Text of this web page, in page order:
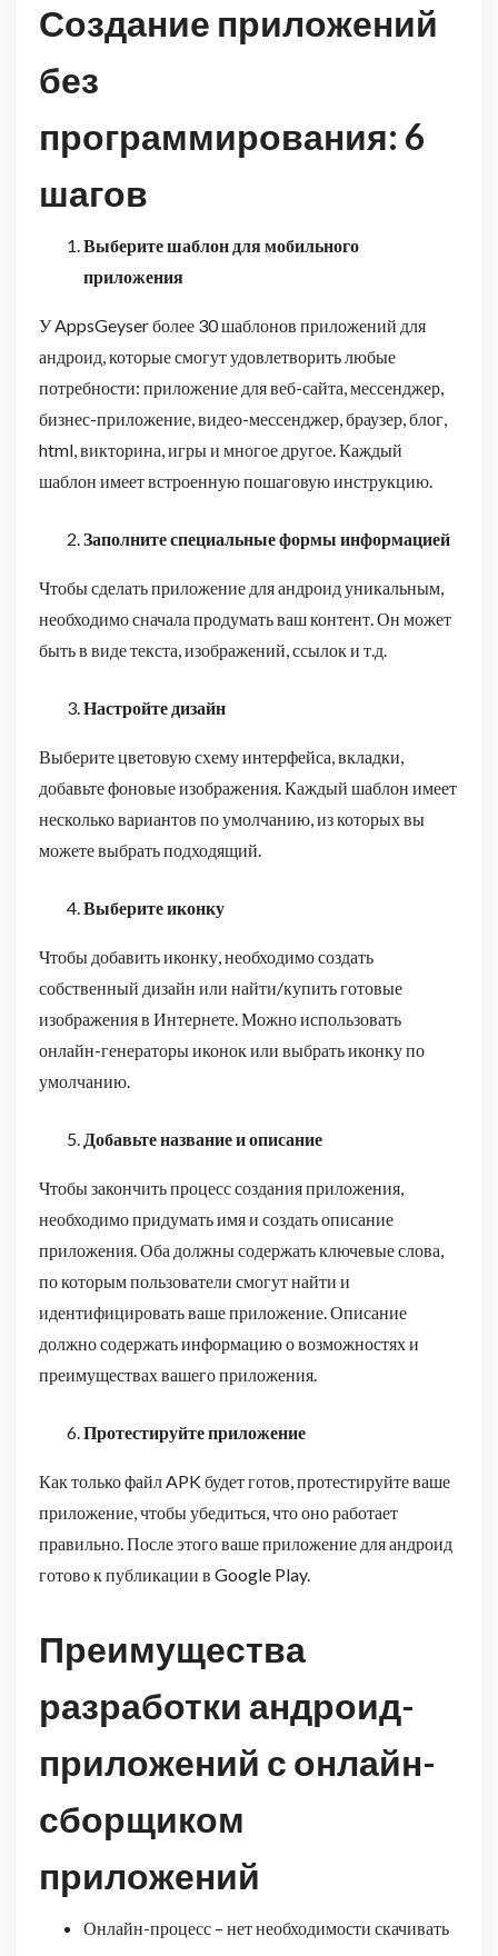
Создание приложений
без
программирования: 6
шагов
Выберите шаблон для мобильного
приложения
У AppsGeyser более 30 шаблонов приложений для
андроид, которые смогут удовлетворить любые
потребности: приложение для веб-сайта, мессенджер,
бизнес-приложение, видео-мессенджер, браузер, блог,
html, викторина, игры и многое другое. Каждый
шаблон имеет встроенную пошаговую инструкцию.
Заполните специальные формы информацией
Чтобы сделать приложение для андроид уникальным,
необходимо сначала продумать ваш контент. Он может
быть в виде текста, изображений, ссылок и т.д.
Настройте дизайн
Выберите цветовую схему интерфейса, вкладки,
добавьте фоновые изображения. Каждый шаблон имеет
несколько вариантов по умолчанию, из которых вы
можете выбрать подходящий.
Выберите иконку
Чтобы добавить иконку, необходимо создать
собственный дизайн или найти/купить готовые
изображения в Интернете. Можно использовать
онлайн-генераторы иконок или выбрать иконку по
умолчанию.
Добавьте название и описание
Чтобы закончить процесс создания приложения,
необходимо придумать имя и создать описание
приложения. Оба должны содержать ключевые слова,
по которым пользователи смогут найти и
идентифицировать ваше приложение. Описание
должно содержать информацию о возможностях и
преимуществах вашего приложения.
Протестируйте приложение
Как только файл APK будет готов, протестируйте ваше
приложение, чтобы убедиться, что оно работает
правильно. После этого ваше приложение для андроид
готово к публикации в Google Play.
Преимущества
разработки андроид-
приложений с онлайн-
сборщиком
приложений
Онлайн-процесс – нет необходимости скачивать